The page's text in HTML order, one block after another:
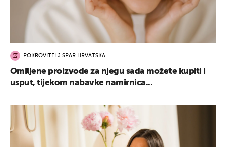
POKROVITELJ SPAR HRVATSKA
Omiljene proizvode za njegu sada možete kupiti i
usput, tijekom nabavke namirnica...